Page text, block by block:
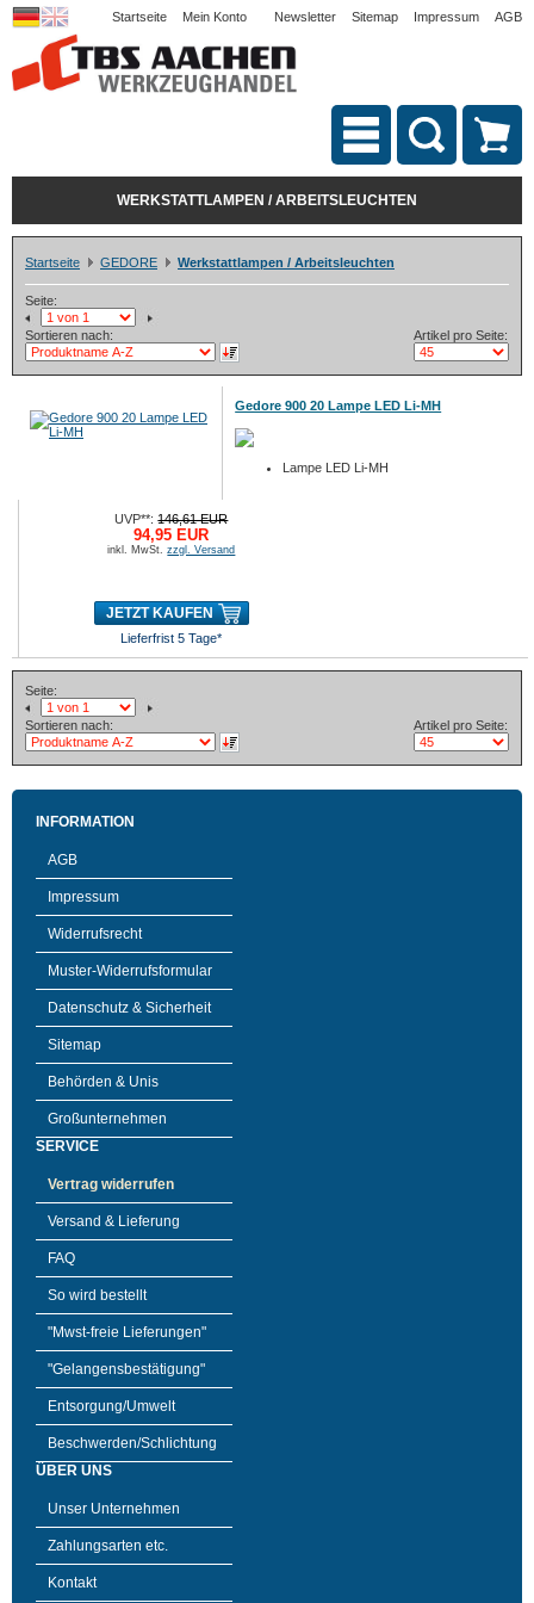
Startseite Mein Konto Newsletter Sitemap Impressum AGB
WERKSTATTLAMPEN / ARBEITSLEUCHTEN
Startseite GEDORE Werkstattlampen / Arbeitsleuchten
Seite:
Sortieren nach: Artikel pro Seite:
Gedore 900 20 Lampe LED Li-MH
Lampe LED Li-MH
UVP**:146,61 EUR
94,95 EUR
inkl. MwSt.zzgl. Versand
JETZT KAUFEN
Lieferfrist 5 Tage*
Seite:
Sortieren nach: Artikel pro Seite:
INFORMATION
AGB
Impressum
Widerrufsrecht
Muster-Widerrufsformular
Datenschutz & Sicherheit
Sitemap
Behörden & Unis
Großunternehmen
SERVICE
Vertrag widerrufen
Versand & Lieferung
FAQ
So wird bestellt
"Mwst-freie Lieferungen"
"Gelangensbestätigung"
Entsorgung/Umwelt
Beschwerden/Schlichtung
ÜBER UNS
Unser Unternehmen
Zahlungsarten etc.
Kontakt